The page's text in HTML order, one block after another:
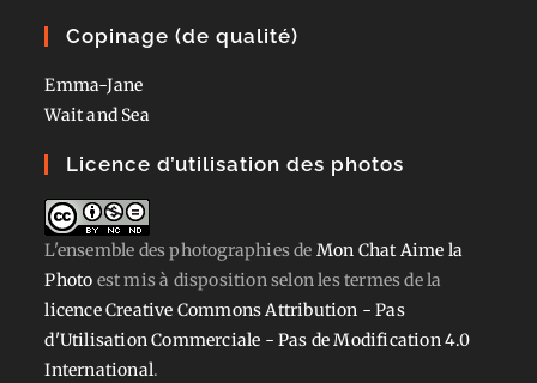
Copinage (de qualité)
Emma-Jane
Wait and Sea
Licence d’utilisation des photos
L'ensemble des photographiesde Mon Chat Aime la
Photo est mis à disposition selon les termes de la
licence Creative Commons Attribution - Pas
d'Utilisation Commerciale - Pas de Modification 4.0
International.